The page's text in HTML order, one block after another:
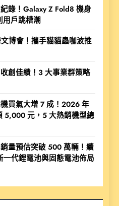
錄！Galaxy Z Fold8 機身
用戶跳槽潮
博會！攜手貓貓蟲咖波推
創佳績！3 大事業群策略
買氣大增 7 成！2026 年
5,000 元，5 大熱銷機型總
量預估突破 500 萬輛！續
代鋰電池與固態電池佈局